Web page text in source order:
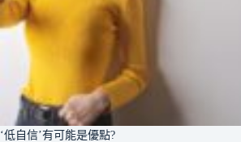
‘低自信’有可能是優點?